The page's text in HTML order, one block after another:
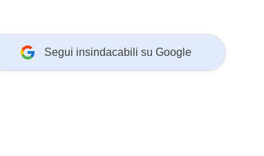
Segui insindacabili su Google